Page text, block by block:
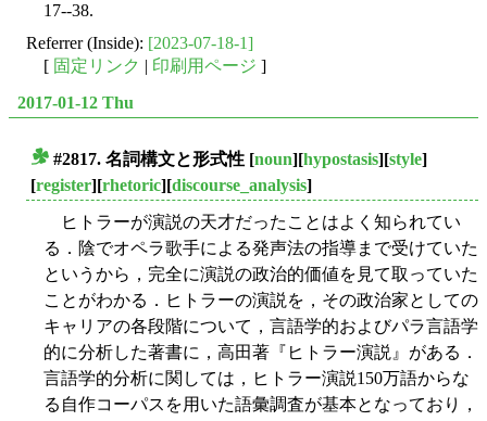
17--38.
Referrer (Inside): [2023-07-18-1]
[ 固定リンク | 印刷用ページ ]
2017-01-12 Thu
#2817. 名詞構文と形式性 [noun][hypostasis][style]
[register][rhetoric][discourse_analysis]
ヒトラーが演説の天才だったことはよく知られてい
る．陰でオペラ歌手による発声法の指導まで受けていた
というから，完全に演説の政治的価値を見て取っていた
ことがわかる．ヒトラーの演説を，その政治家としての
キャリアの各段階について，言語学的およびパラ言語学
的に分析した著書に，高田著『ヒトラー演説』がある．
言語学的分析に関しては，ヒトラー演説150万語からな
る自作コーパスを用いた語彙調査が基本となっており，